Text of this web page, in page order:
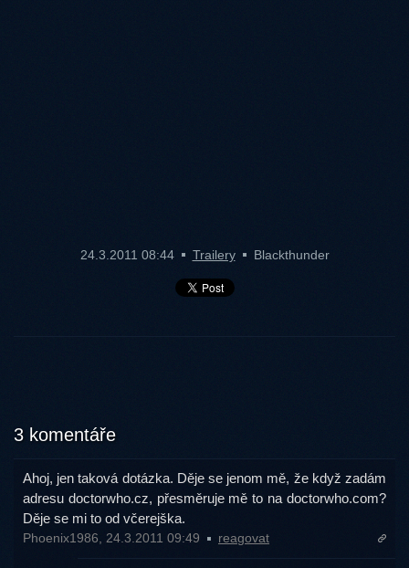
24.3.2011 08:44 Trailery Blackthunder
3 komentáře
Ahoj, jen taková dotázka. Děje se jenom mě, že když zadám
adresu doctorwho.cz, přesměruje mě to na doctorwho.com?
Děje se mi to od včerejška.
Phoenix1986, 24.3.2011 09:49 reagovat